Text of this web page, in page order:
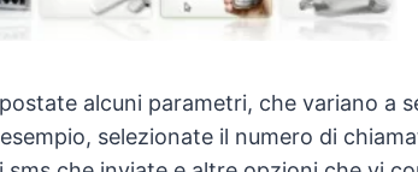
alcuni parametri, che variano a
selezionate il numero di